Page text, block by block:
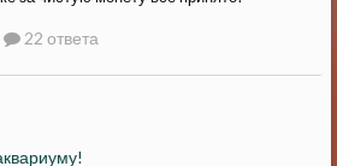
22 ответа